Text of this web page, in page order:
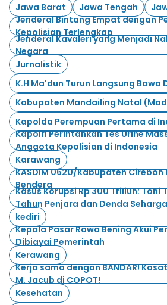
Jawa Barat
Jawa Tengah
Jenderal Bintang Empat dengan
Kepolisian Terlengkap
Jenderal Kavaleri yang Menjadi
Negara
Jurnalistik
K.H Ma'dun Turun Langsung Bawa
Kabupaten Mandailing Natal
Kapolda Perempuan Pertama di
Kapolri Perintahkan Tes Urine
Anggota Kepolisian di Indonesia
Karawang
KASDIM 0620/Kabupaten
Bendera
Kasus Korupsi Rp 300 Triliun: Toni
Tahun Penjara dan Denda
kediri
Kepala Pasar Rawa Bening Akui
Dibiayai Pemerintah
Kerawang
Kerja sama dengan BANDAR!
M. Jacub di COPOT!
Kesehatan